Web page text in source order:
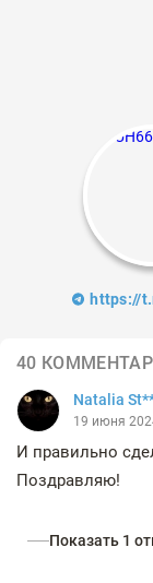
40
Natalia
19 июня
И правильно
Поздравляю!
Показать 1